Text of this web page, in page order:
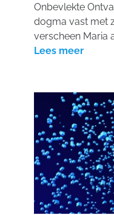
Onbevlekte
dogma vast met
verscheen Maria
Lees meer